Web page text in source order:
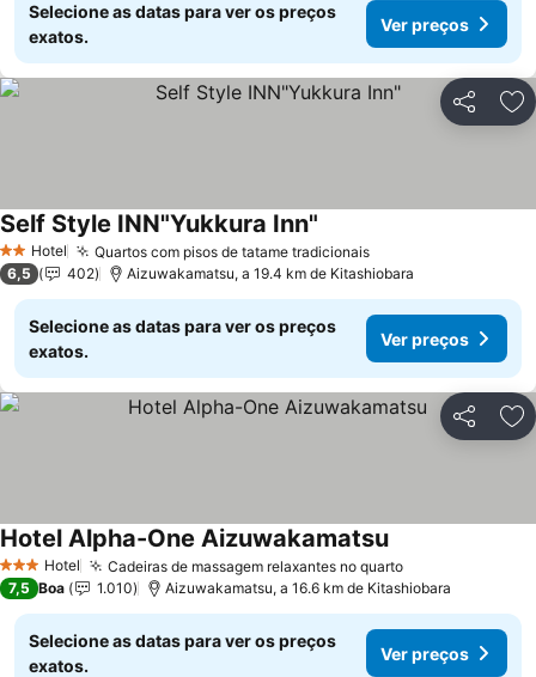
Selecione as datas para ver os preços
exatos.
Ver preços
Partilhar
2 Estrelas
Hotel Quartos com pisos de tatame tradicionais
Self Style INN"Yukkura Inn"
6,5 402 Aizuwakamatsu, a 19.4 km de Kitashiobara
Selecione as datas para ver os preços
exatos.
Ver preços
Partilhar
3 EstrelasHotel Cadeiras de massagem relaxantes no quarto
Hotel Alpha-One Aizuwakamatsu
7,5 Boa 1.010 Aizuwakamatsu, a 16.6 km de Kitashiobara
Selecione as datas para ver os preços
exatos.
Ver preços